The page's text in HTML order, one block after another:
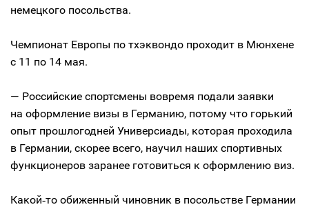
немецкого посольства.
Чемпионат Европы по тхэквондо проходит в Мюнхене
с 11 по 14 мая.
— Российские спортсмены вовремя подали заявки
на оформление визы в Германию, потому что горький
опыт прошлогодней Универсиады, которая проходила
в Германии, скорее всего, научил наших спортивных
функционеров заранее готовиться к оформлению виз.
Какой‑то обиженный чиновник в посольстве Германии